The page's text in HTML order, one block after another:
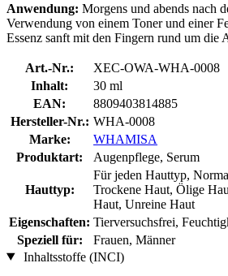
Anwendung: Morgens und abends nach
Verwendung von einem Toner und einer
Essenz sanft mit den Fingern rund um die
Art.-Nr.:
XEC-OWA-WHA-0008
Inhalt:
30 ml
EAN:
8809403814885
Hersteller-Nr.: WHA-0008
Marke:
WHAMISA
Produktart:
Augenpflege, Serum
Hauttyp:
Für jeden Hauttyp,
Trockene Haut, Ölige
Haut, Unreine Haut
Eigenschaften: Tierversuchsfrei,
Speziell für:
Frauen, Männer
Inhaltsstoffe (INCI)